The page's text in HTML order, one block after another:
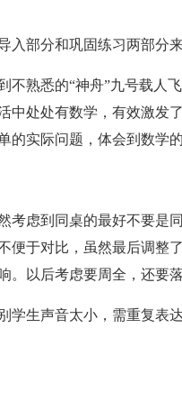
入部分和巩固练习两部分来
不熟悉的“神舟”九号载人
中处处有数学，有效激发
的实际问题，体会到数学的
考虑到同桌的最好不要是
便于对比，虽然最后调整
。以后考虑要周全，还要落
学生声音太小，需重复表